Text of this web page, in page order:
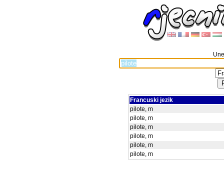
Francuski jezik
pilote, m
pilote, m
pilote, m
pilote, m
pilote, m
pilote, m